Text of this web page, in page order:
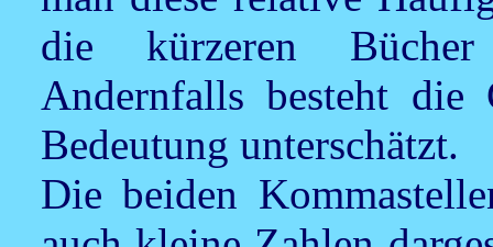
die kürzeren
Andernfalls besteht
Bedeutung unterschätzt.
Die beiden